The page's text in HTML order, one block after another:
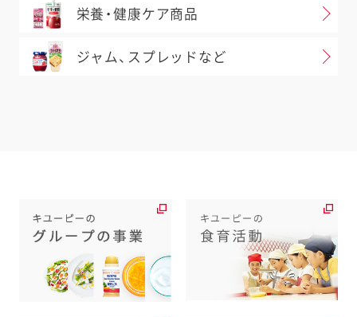
栄養・健康ケア商品
ジャム、スプレッドなど